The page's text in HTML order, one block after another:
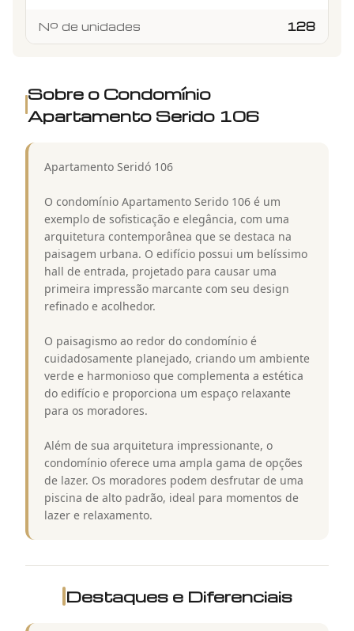
Nº de unidades 128
Sobre o Condomínio
Apartamento Serido 106
Apartamento Seridó 106
O condomínio Apartamento Serido 106 é um
exemplo de sofisticação e elegância, com uma
arquitetura contemporânea que se destaca na
paisagem urbana. O edifício possui um belíssimo
hall de entrada, projetado para causar uma
primeira impressão marcante com seu design
refinado e acolhedor.
O paisagismo ao redor do condomínio é
cuidadosamente planejado, criando um ambiente
verde e harmonioso que complementa a estética
do edifício e proporciona um espaço relaxante
para os moradores.
Além de sua arquitetura impressionante, o
condomínio oferece uma ampla gama de opções
de lazer. Os moradores podem desfrutar de uma
piscina de alto padrão, ideal para momentos de
lazer e relaxamento.
Destaques e Diferenciais